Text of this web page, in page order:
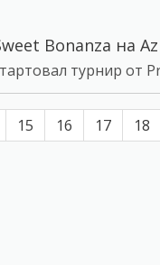
Bonanza на
турнир от
15 16 17 18